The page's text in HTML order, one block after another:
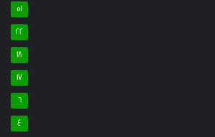
51
22
18
17
6
4